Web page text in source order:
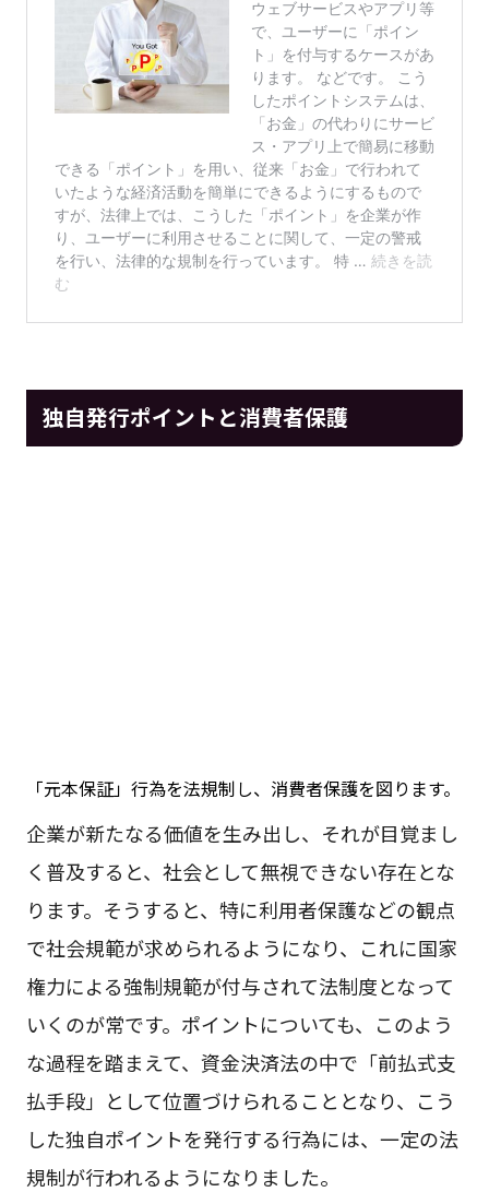
独自発行ポイントと消費者保護
「元本保証」行為を法規制し、消費者保護を図ります。
企業が新たなる価値を生み出し、それが目覚まし
く普及すると、社会として無視できない存在とな
ります。そうすると、特に利用者保護などの観点
で社会規範が求められるようになり、これに国家
権力による強制規範が付与されて法制度となって
いくのが常です。ポイントについても、このよう
な過程を踏まえて、資金決済法の中で「前払式支
払手段」として位置づけられることとなり、こう
した独自ポイントを発行する行為には、一定の法
規制が行われるようになりました。